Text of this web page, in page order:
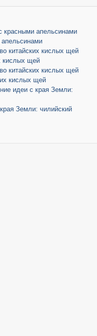
красными апельсинами
китайских кислых щей
кислых щей
китайских кислых щей
кислых щей
идеи с края Земли:
Земли: чилийский